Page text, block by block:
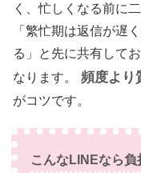
く、忙しくなる前に
「繁忙期は返信が遅
る」と先に共有して
なります。
頻度より
がコツです。
こんなLINEなら